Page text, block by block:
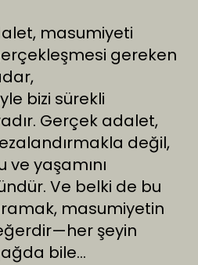
masumiyeti
gereken
bizi sürekli
Gerçek adalet,
değil,
yaşamını
Ve belki de bu
masumiyetin
şeyin
bile…